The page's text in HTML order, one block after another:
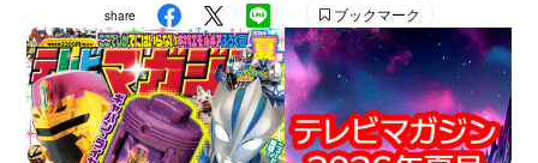
Instagram：＠tele_maga
share ブックマーク